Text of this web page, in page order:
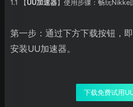
1.1 【UU加速器】使用步骤：畅玩Nikke
第一步：通过下方下载按钮，
安装UU加速器。
下载免费试用